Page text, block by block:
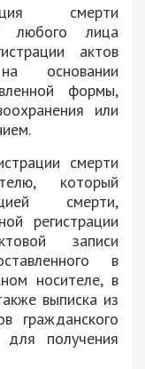
смерти
любого лица
актов
основании
формы,
или
смерти
который
смерти,
регистрации
записи
в
носителе, в
выписка из
гражданского
получения